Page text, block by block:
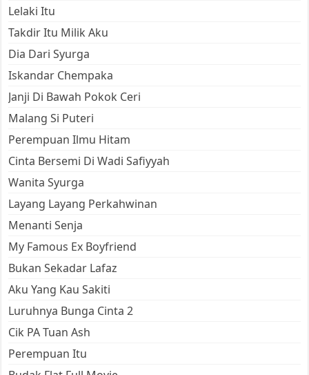
Lelaki Itu
Takdir Itu Milik Aku
Dia Dari Syurga
Iskandar Chempaka
Janji Di Bawah Pokok Ceri
Malang Si Puteri
Perempuan Ilmu Hitam
Cinta Bersemi Di Wadi Safiyyah
Wanita Syurga
Layang Layang Perkahwinan
Menanti Senja
My Famous Ex Boyfriend
Bukan Sekadar Lafaz
Aku Yang Kau Sakiti
Luruhnya Bunga Cinta 2
Cik PA Tuan Ash
Perempuan Itu